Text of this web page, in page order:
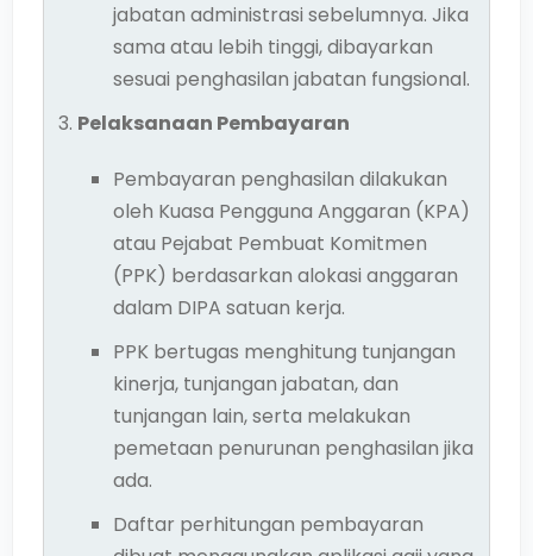
jabatan administrasi sebelumnya. Jika
sama atau lebih tinggi, dibayarkan
sesuai penghasilan jabatan fungsional.
Pelaksanaan Pembayaran
Pembayaran penghasilan dilakukan
oleh Kuasa Pengguna Anggaran (KPA)
atau Pejabat Pembuat Komitmen
(PPK) berdasarkan alokasi anggaran
dalam DIPA satuan kerja.
PPK bertugas menghitung tunjangan
kinerja, tunjangan jabatan, dan
tunjangan lain, serta melakukan
pemetaan penurunan penghasilan jika
ada.
Daftar perhitungan pembayaran